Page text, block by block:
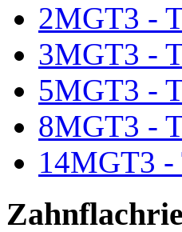
2MGT3 -
3MGT3 -
5MGT3 -
8MGT3 -
14MGT3 -